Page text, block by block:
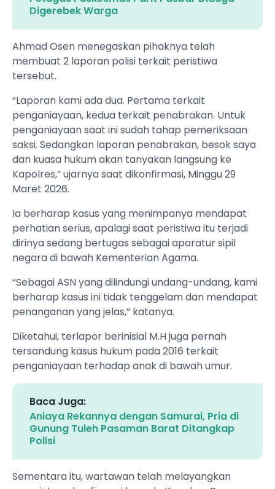
Digerebek Warga
Ahmad Osen menegaskan pihaknya telah
membuat 2 laporan polisi terkait peristiwa
tersebut.
“Laporan kami ada dua. Pertama terkait
penganiayaan, kedua terkait penabrakan. Untuk
penganiayaan saat ini sudah tahap pemeriksaan
saksi. Sedangkan laporan penabrakan, besok saya
dan kuasa hukum akan tanyakan langsung ke
Kapolres,” ujarnya saat dikonfirmasi, Minggu 29
Maret 2026.
Ia berharap kasus yang menimpanya mendapat
perhatian serius, apalagi saat peristiwa itu terjadi
dirinya sedang bertugas sebagai aparatur sipil
negara di bawah Kementerian Agama.
“Sebagai ASN yang dilindungi undang-undang, kami
berharap kasus ini tidak tenggelam dan mendapat
penanganan yang jelas,” katanya.
Diketahui, terlapor berinisial M.H juga pernah
tersandung kasus hukum pada 2016 terkait
penganiayaan terhadap anak di bawah umur.
Baca Juga:
Aniaya Rekannya dengan Samurai, Pria di
Gunung Tuleh Pasaman Barat Ditangkap
Polisi
Sementara itu, wartawan telah melayangkan